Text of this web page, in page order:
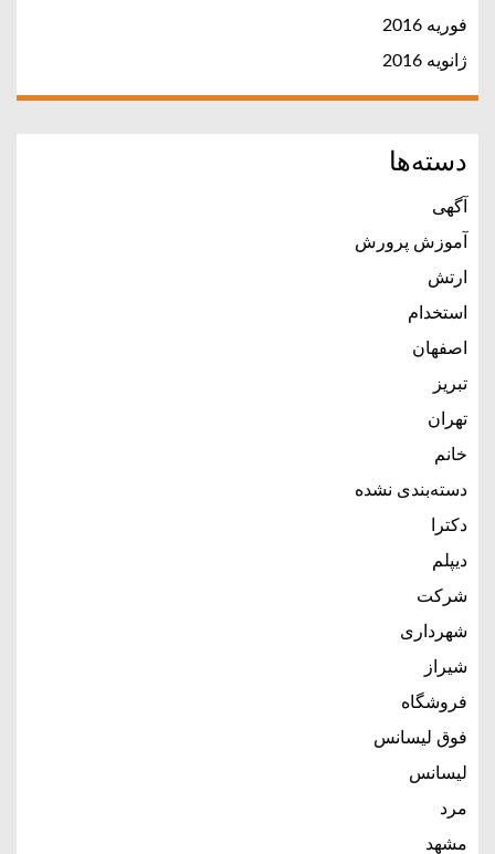
فوریه 2016
ژانویه 2016
دسته‌ها
آگهی
آموزش پرورش
ارتش
استخدام
اصفهان
تبریز
تهران
خانم
دسته‌بندی نشده
دکترا
دیپلم
شرکت
شهرداری
شیراز
فروشگاه
فوق لیسانس
لیسانس
مرد
مشهد